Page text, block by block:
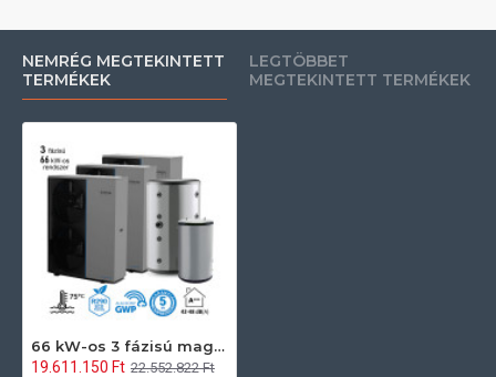
NEMRÉG MEGTEKINTETT
TERMÉKEK
LEGTÖBBET
MEGTEKINTETT TERMÉKEK
66 kW-os 3 fázisú magas hőmérsékletű Levegő-Víz hőszivattyús rendszer fűtés, hűtés, és használati melegvíz ellátásra komplett beüzemeléssel
19.611.150 Ft 22.552.822 Ft